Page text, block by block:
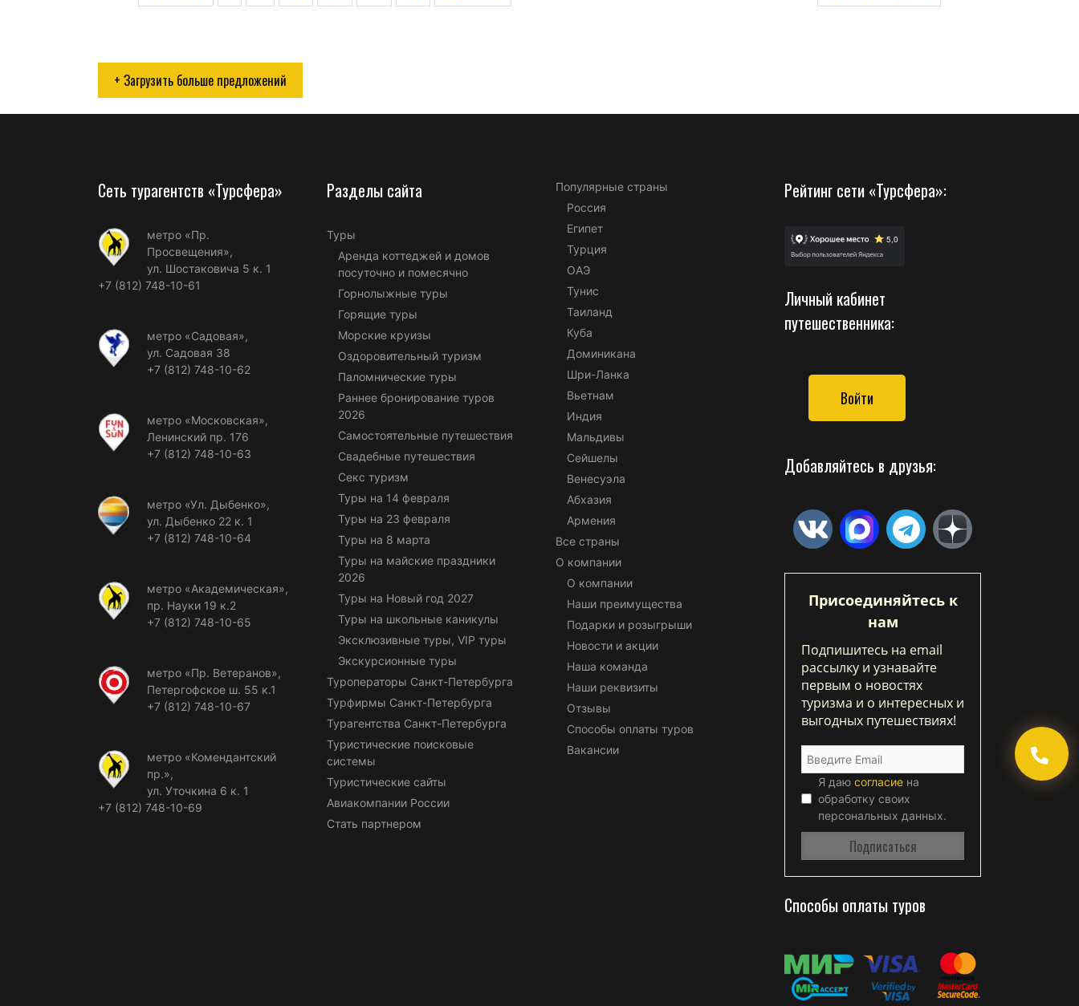
+ Загрузить больше предложений
Сеть турагентств «Турсфера»
метро «Пр.
Просвещения»,
ул. Шостаковича 5 к. 1
+7 (812) 748-10-61
метро «Садовая»,
ул. Садовая 38
+7 (812) 748-10-62
метро «Московская»,
Ленинский пр. 176
+7 (812) 748-10-63
метро «Ул. Дыбенко»,
ул. Дыбенко 22 к. 1
+7 (812) 748-10-64
метро «Академическая»,
пр. Науки 19 к.2
+7 (812) 748-10-65
метро «Пр. Ветеранов»,
Петергофское ш. 55 к.1
+7 (812) 748-10-67
метро «Комендантский
пр.»,
ул. Уточкина 6 к. 1
+7 (812) 748-10-69
Разделы сайта
Туры
Аренда коттеджей и домов
посуточно и помесячно
Горнолыжные туры
Горящие туры
Морские круизы
Оздоровительный туризм
Паломнические туры
Раннее бронирование туров
2026
Самостоятельные путешествия
Свадебные путешествия
Секс туризм
Туры на 14 февраля
Туры на 23 февраля
Туры на 8 марта
Туры на майские праздники
2026
Туры на Новый год 2027
Туры на школьные каникулы
Эксклюзивные туры, VIP туры
Экскурсионные туры
Туроператоры Санкт-Петербурга
Турфирмы Санкт-Петербурга
Турагентства Санкт-Петербурга
Туристические поисковые
системы
Туристические сайты
Авиакомпании России
Стать партнером
Популярные страны
Россия
Египет
Турция
ОАЭ
Тунис
Таиланд
Куба
Доминикана
Шри-Ланка
Вьетнам
Индия
Мальдивы
Сейшелы
Венесуэла
Абхазия
Армения
Все страны
О компании
О компании
Наши преимущества
Подарки и розыгрыши
Новости и акции
Наша команда
Наши реквизиты
Отзывы
Способы оплаты туров
Вакансии
Рейтинг сети «Турсфера»:
Личный кабинет
путешественника:
Войти
Добавляйтесь в друзья:
Присоединяйтесь к
нам
Подпишитесь на email
рассылку и узнавайте
первым о новостях
туризма и о интересных и
выгодных путешествиях!
Я даю согласие на
обработку своих
персональных данных.
Способы оплаты туров